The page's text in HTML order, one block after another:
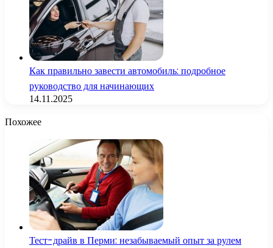
Как правильно завести автомобиль: подробное
руководство для начинающих
14.11.2025
Похожее
Тест-драйв в Перми: незабываемый опыт за рулем